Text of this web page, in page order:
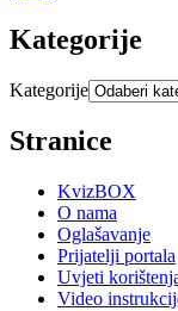
Kategorije
Kategorije
Stranice
KvizBOX
O nama
Oglašavanje
Prijatelji portala
Uvjeti
Video